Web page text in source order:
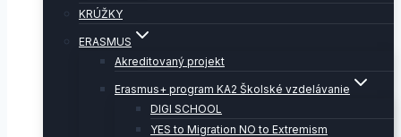
KRÚŽKY
ERASMUS
Akreditovaný projekt
Erasmus+ program KA2 Školské vzdelávanie
DIGI SCHOOL
YES to Migration NO to Extremism